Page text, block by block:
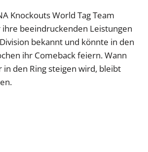
Knockouts World Tag Team
beeindruckenden Leistungen
bekannt und könnte in den
ihr Comeback feiern. Wann
in den Ring steigen wird, bleibt